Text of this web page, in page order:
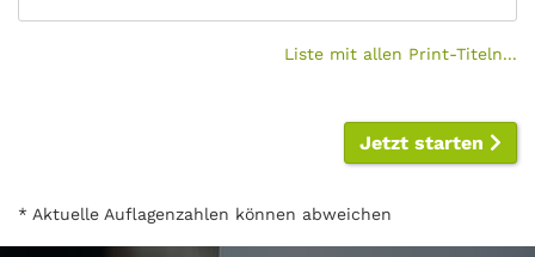
Liste mit allen Print-Titeln...
Jetzt starten
* Aktuelle Auflagenzahlen können abweichen